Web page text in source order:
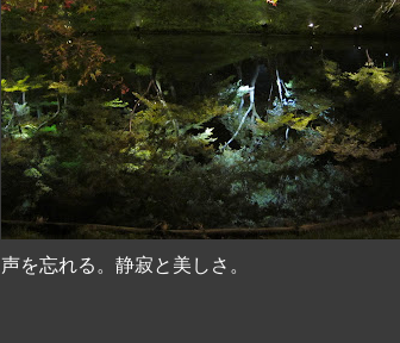
声を忘れる。静寂と美しさ。